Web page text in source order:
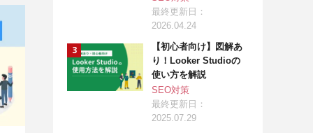
最終更新日：
2026.04.24
【初心者向け】図解あ
り！Looker Studioの
使い方を解説
SEO対策
最終更新日：
2025.07.29